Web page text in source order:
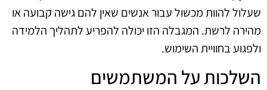
שעלול להוות מכשול עבור אנשים שאין להם גישה קבועה או
מהירה לרשת. המגבלה הזו יכולה להפריע לתהליך הלמידה
ולפגוע בחוויית השימוש.
השלכות על המשתמשים